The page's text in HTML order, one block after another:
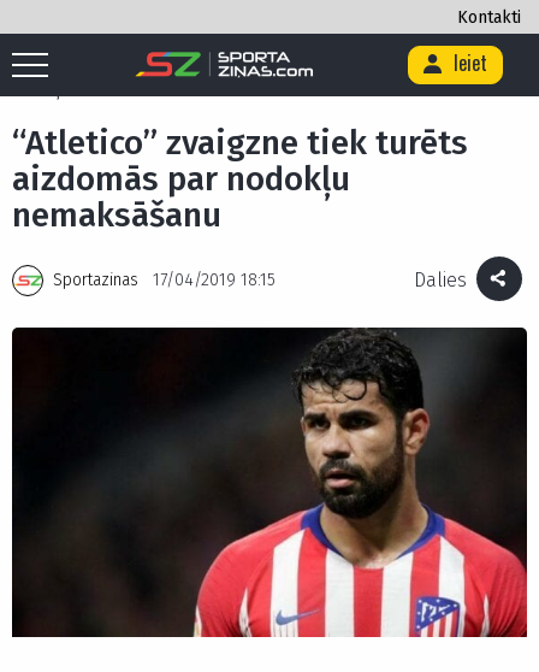
Kontakti
Ieiet
Sākums / “Atletico” zvaigzne tiek turēts aizdomās par
“Atletico” zvaigzne tiek turēts
aizdomās par nodokļu
nemaksāšanu
Sportazinas 17/04/2019 18:15 Dalies